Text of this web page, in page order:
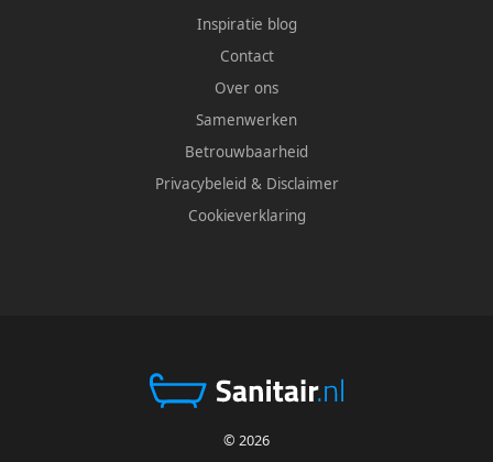
Inspiratie blog
Contact
Over ons
Samenwerken
Betrouwbaarheid
Privacybeleid & Disclaimer
Cookieverklaring
© 2026